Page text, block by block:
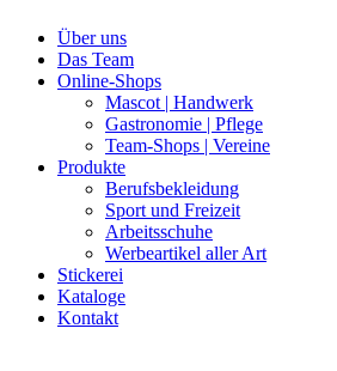
Über uns
Das Team
Online-Shops
Mascot | Handwerk
Gastronomie | Pflege
Team-Shops | Vereine
Produkte
Berufsbekleidung
Sport und Freizeit
Arbeitsschuhe
Werbeartikel aller Art
Stickerei
Kataloge
Kontakt